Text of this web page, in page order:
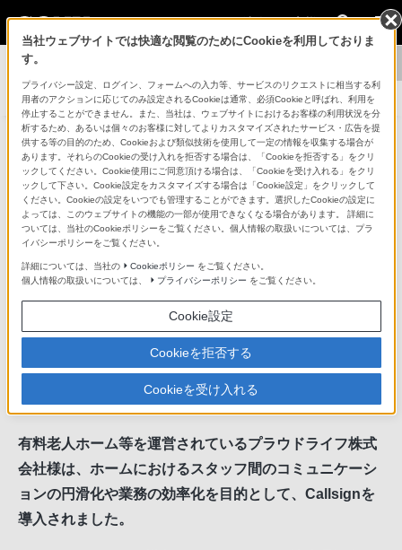
法人のお客様
導入事例：プラウドライフ株式会社 様
左から、三好様、脇黒丸様、斉藤様、角屋様
有料老人ホーム等を運営されているプラウドライフ株式
会社様は、ホームにおけるスタッフ間のコミュニケーシ
ョンの円滑化や業務の効率化を目的として、Callsignを
導入されました。
当社ウェブサイトでは快適な閲覧のためにCookieを利用しておりま
す。
プライバシー設定、ログイン、フォームへの入力等、サービスのリクエストに相当する利
用者のアクションに応じてのみ設定されるCookieは通常、必須Cookieと呼ばれ、利用を
停止することができません。また、当社は、ウェブサイトにおけるお客様の利用状況を分
析するため、あるいは個々のお客様に対してよりカスタマイズされたサービス・広告を提
供する等の目的のため、Cookieおよび類似技術を使用して一定の情報を収集する場合が
あります。それらのCookieの受け入れを拒否する場合は、「Cookieを拒否する」をクリ
ックしてください。Cookie使用にご同意頂ける場合は、「Cookieを受け入れる」をクリ
ックして下さい。Cookie設定をカスタマイズする場合は「Cookie設定」をクリックして
ください。Cookieの設定をいつでも管理することができます。選択したCookieの設定に
よっては、このウェブサイトの機能の一部が使用できなくなる場合があります。 詳細に
ついては、当社のCookieポリシーをご覧ください。個人情報の取扱いについては、プラ
イバシーポリシーをご覧ください。
詳細については、当社の Cookieポリシー をご覧ください。
個人情報の取扱いについては、
プライバシーポリシー をご覧ください。
Cookie設定
Cookieを拒否する
Cookieを受け入れる